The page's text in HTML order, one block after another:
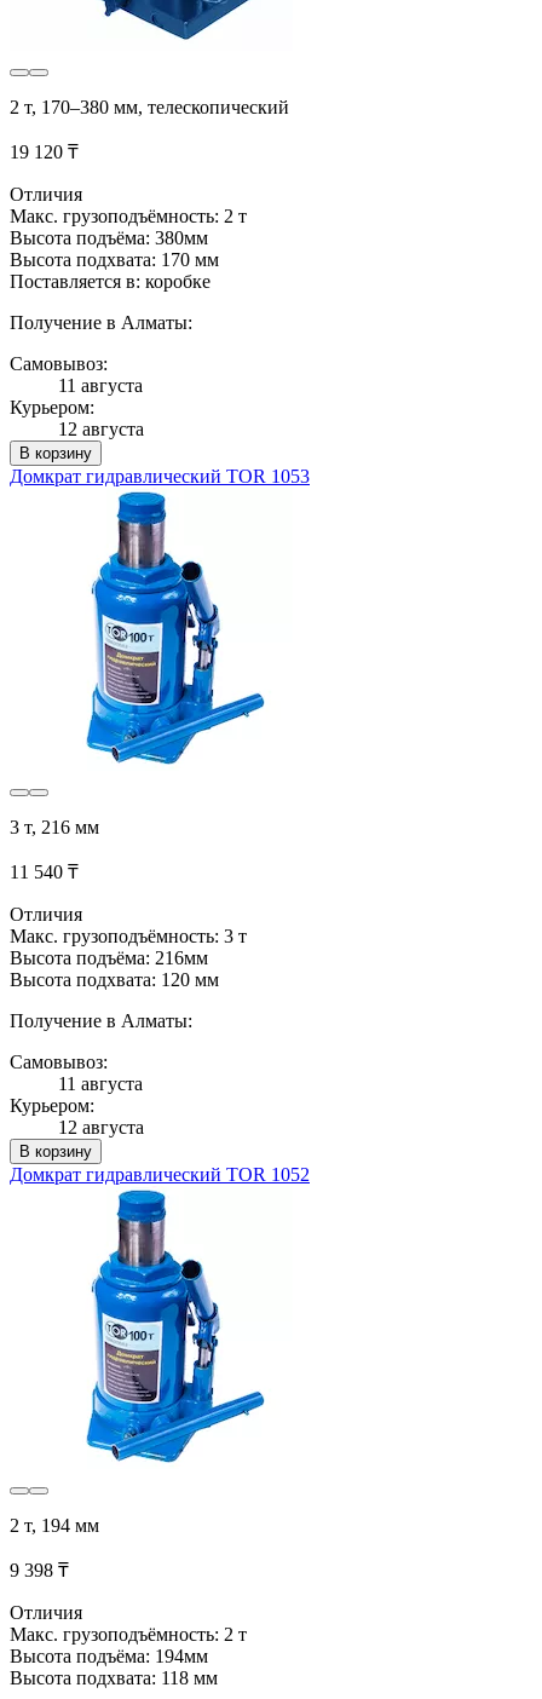
2 т, 170–380 мм, телескопический
19 120 ₸
Отличия
Макс. грузоподъёмность: 2 т
Высота подъёма: 380мм
Высота подхвата: 170 мм
Поставляется в: коробке
Получение в Алматы:
Самовывоз:
11 августа
Курьером:
12 августа
В корзину
Домкрат гидравлический TOR 1053
3 т, 216 мм
11 540 ₸
Отличия
Макс. грузоподъёмность: 3 т
Высота подъёма: 216мм
Высота подхвата: 120 мм
Получение в Алматы:
Самовывоз:
11 августа
Курьером:
12 августа
В корзину
Домкрат гидравлический TOR 1052
2 т, 194 мм
9 398 ₸
Отличия
Макс. грузоподъёмность: 2 т
Высота подъёма: 194мм
Высота подхвата: 118 мм